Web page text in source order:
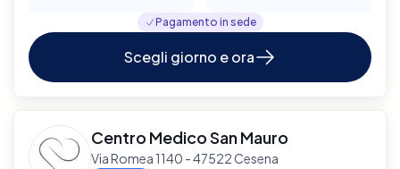
Pagamento in sede
Scegli giorno e ora
Centro Medico San Mauro
Via Romea 1140 - 47522 Cesena